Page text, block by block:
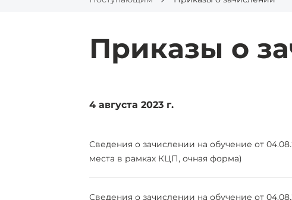
Приказы о
4 августа 2023 г.
Сведения о зачислении на обучение от
места в рамках КЦП, очная форма)
Сведения о зачислении на обучение от